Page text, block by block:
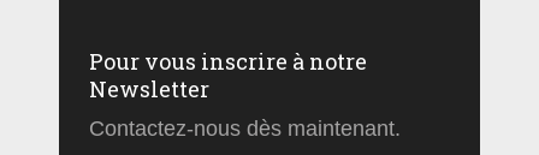
Pour vous inscrire à notre
Newsletter
Contactez-nous dès maintenant.